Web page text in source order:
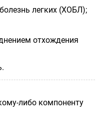
легких (ХОБЛ);
отхождения
либо компоненту